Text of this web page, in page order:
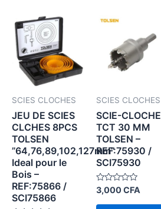
SCIES CLOCHES
JEU DE SCIES
CLCHES 8PCS
TOLSEN
”64,76,89,102,127mm”
Ideal pour le
Bois –
REF:75866 /
SCI75866
SCIES CLOCHES
SCIE-CLOCHE
TCT 30 MM
TOLSEN –
REF:75930 /
SCI75930
Rated
0
out
3,000CFA